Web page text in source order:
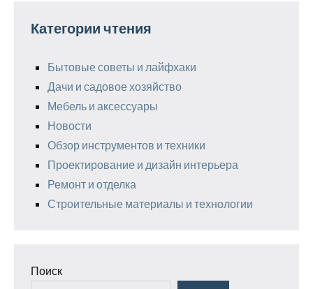
Категории чтения
Бытовые советы и лайфхаки
Дачи и садовое хозяйство
Мебель и аксессуары
Новости
Обзор инструментов и техники
Проектирование и дизайн интерьера
Ремонт и отделка
Строительные материалы и технологии
Поиск